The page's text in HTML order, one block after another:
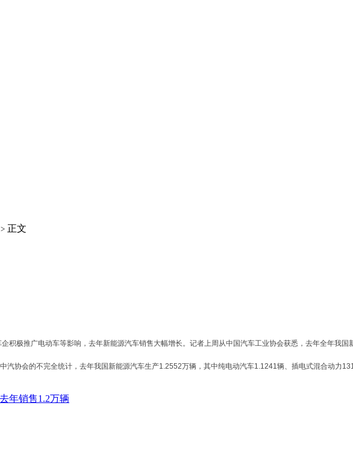
> 正文
积极推广电动车等影响，去年新能源汽车销售大幅增长。记者上周从中国汽车工业协会获悉，去年全年我国
汽协会的不完全统计，去年我国新能源汽车生产1.2552万辆，其中纯电动汽车1.1241辆、插电式混合动力
年销售1.2万辆